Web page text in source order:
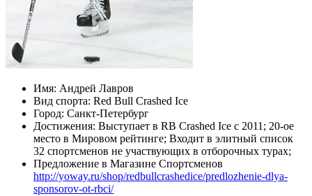
Имя: Андрей Лавров
Вид спорта: Red Bull Crashed Ice
Город: Санкт-Петербург
Достижения: Выступает в RB Crashed Ice c 2011; 20-ое
место в Мировом рейтинге; Входит в элитный список
32 спортсменов не участвующих в отборочных турах;
Предложение в Магазине Спортсменов
http://yoway.ru/shop/redbullcrashedice/predlozhenie-dlya-
sponsorov-ot-rbci/